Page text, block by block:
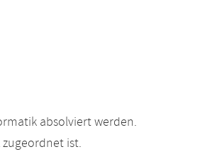
absolviert werden.
ist.